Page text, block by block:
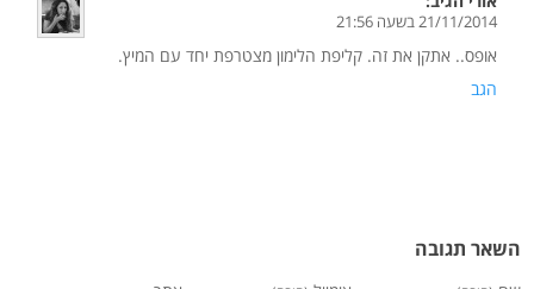
21/11/2014 בשעה 21:56
אופס.. אתקן את זה. קליפת הלימון מצטרפת יחד עם המיץ.
הגב
השאר תגובה